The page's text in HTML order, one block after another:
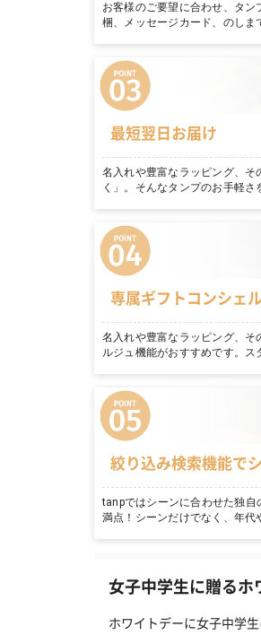
お客様のご要望に合わせ、タ
梱、メッセージカード、のしま
最短翌日お届け
名入れや豊富なラッピング、
く」。そんなタンプのお手軽さ
専属ギフトコンシェ
名入れや豊富なラッピング、
ルジュ機能がおすすめです。
絞り込み検索機能で
tanpではシーンに合わせた独自
満点！シーンだけでなく、年
女子中学生に贈る
ホワイトデーに女子中学